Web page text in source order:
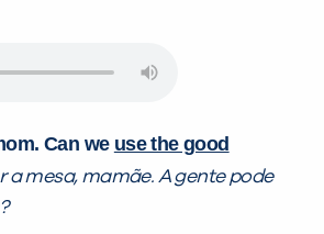
Can we use the good
a mesa, mamãe. A gente pode